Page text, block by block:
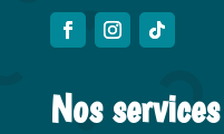
Nos services